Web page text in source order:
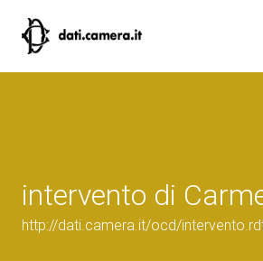
intervento di
http://dati.camera.it/ocd/